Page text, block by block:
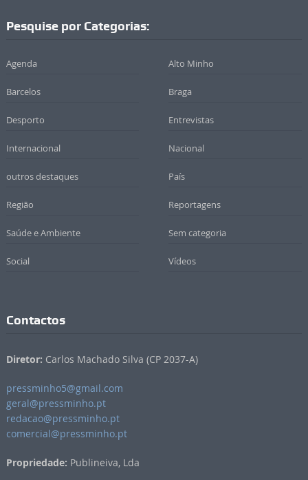
Pesquise por Categorias:
Agenda Alto Minho
Barcelos Braga
Desporto Entrevistas
Internacional Nacional
outros destaques País
Região Reportagens
Saúde e Ambiente Sem categoria
Social Vídeos
Contactos
Diretor: Carlos Machado Silva (CP 2037-A)
pressminho5@gmail.com
geral@pressminho.pt
redacao@pressminho.pt
comercial@pressminho.pt
Propriedade: Publineiva, Lda